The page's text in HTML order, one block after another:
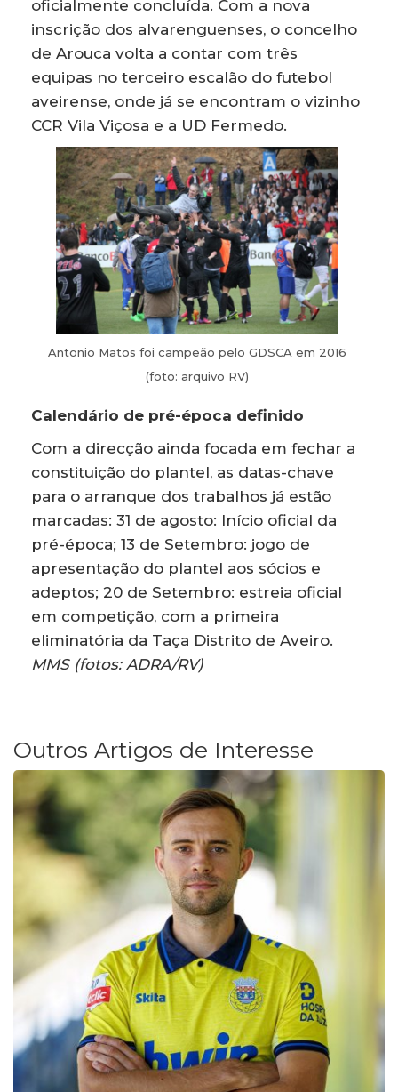
oficialmente concluída. Com a nova
inscrição dos alvarenguenses, o concelho
de Arouca volta a contar com três
equipas no terceiro escalão do futebol
aveirense, onde já se encontram o vizinho
CCR Vila Viçosa e a UD Fermedo.
Antonio Matos foi campeão pelo GDSCA em 2016
(foto: arquivo RV)
Calendário de pré-época definido
Com a direcção ainda focada em fechar a
constituição do plantel, as datas-chave
para o arranque dos trabalhos já estão
marcadas: 31 de agosto: Início oficial da
pré-época; 13 de Setembro: jogo de
apresentação do plantel aos sócios e
adeptos; 20 de Setembro: estreia oficial
em competição, com a primeira
eliminatória da Taça Distrito de Aveiro.
MMS (fotos: ADRA/RV)
Outros Artigos de Interesse